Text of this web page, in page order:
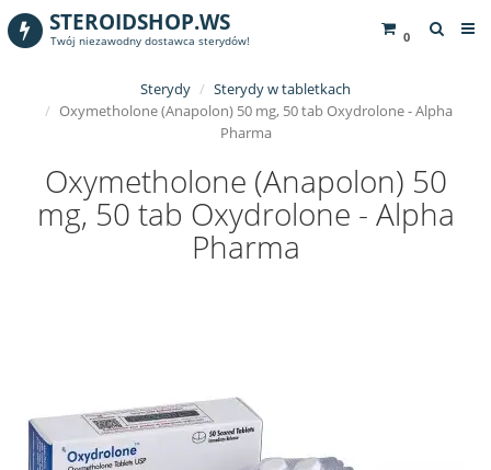
0
STEROIDSHOP.WS
Twój niezawodny dostawca sterydów!
Sterydy
Sterydy w tabletkach
Oxymetholone (Anapolon) 50 mg, 50 tab Oxydrolone - Alpha
Pharma
Oxymetholone (Anapolon) 50
mg, 50 tab Oxydrolone - Alpha
Pharma